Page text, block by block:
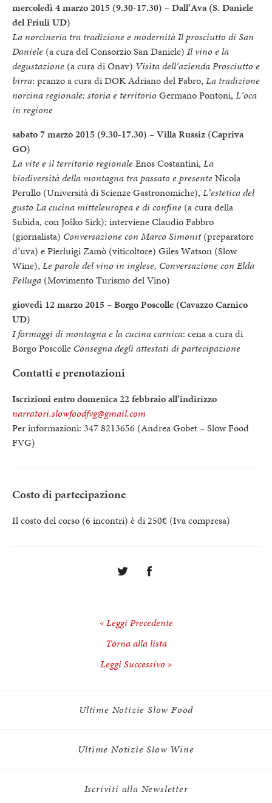
mercoledì 4 marzo 2015 (9.30-17.30) – Dall’Ava (S. Daniele
del Friuli UD)
La norcineria tra tradizione e modernità Il prosciutto di San
Daniele (a cura del Consorzio San Daniele) Il vino e la
degustazione (a cura di Onav) Visita dell’azienda Prosciutto e
birra: pranzo a cura di DOK Adriano del Fabro, La tradizione
norcina regionale: storia e territorioGermano Pontoni, L’oca
in regione
sabato 7 marzo 2015 (9.30-17.30) – Villa Russiz (Capriva
GO)
La vite e il territorio regionaleEnos Costantini, La
biodiversità della montagna tra passato e presenteNicola
Perullo (Università di Scienze Gastronomiche), L’estetica del
gusto La cucina mitteleuropea e di confine (a cura della
Subida, con Joško Sirk); interviene Claudio Fabbro
(giornalista) Conversazione con Marco Simonit(preparatore
d’uva) e Pierluigi Zamò (viticoltore) Giles Watson (Slow
Wine), Le parole del vino in inglese, Conversazione con Elda
Felluga (Movimento Turismo del Vino)
giovedì 12 marzo 2015 – Borgo Poscolle (Cavazzo Carnico
UD)
I formaggi di montagna e la cucina carnica: cena a cura di
Borgo Poscolle Consegna degli attestati di partecipazione
Contatti e prenotazioni
Iscrizioni entro domenica 22 febbraio all’indirizzo
narratori.slowfoodfvg@gmail.com
Per informazioni: 347 8213656 (Andrea Gobet – Slow Food
FVG)
Costo di partecipazione
Il costo del corso (6 incontri) è di 250€ (Iva compresa)
« Leggi Precedente
Torna alla lista
Leggi Successivo »
Ultime Notizie Slow Food
Ultime Notizie Slow Wine
Iscriviti alla Newsletter